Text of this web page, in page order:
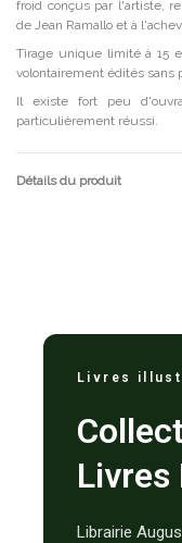
froid conçus par l'artiste,
de Jean Ramallo et à
Tirage unique limité à 15
volontairement édités sans
Il existe fort peu
particulièrement réussi.
Détails du produit
Livres
Livres
Librairie